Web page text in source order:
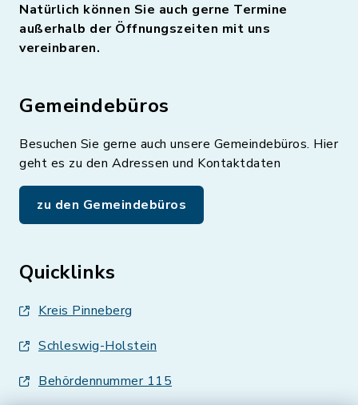
Natürlich können Sie auch gerne Termine
außerhalb der Öffnungszeiten mit uns
vereinbaren.
Gemeindebüros
Besuchen Sie gerne auch unsere Gemeindebüros. Hier
geht es zu den Adressen und Kontaktdaten
zu den Gemeindebüros
Quicklinks
Kreis Pinneberg
Schleswig-Holstein
Behördennummer 115